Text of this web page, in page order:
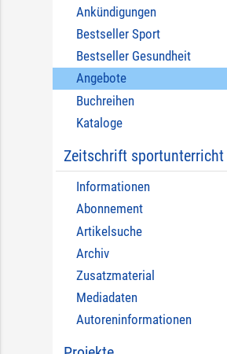
Ankündigungen
Bestseller Sport
Bestseller Gesundheit
Angebote
Buchreihen
Kataloge
Zeitschrift sportunterricht
Informationen
Abonnement
Artikelsuche
Archiv
Zusatzmaterial
Mediadaten
Autoreninformationen